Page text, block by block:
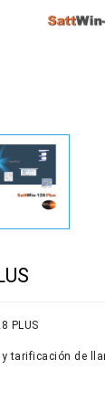
PLUS
tarificación de